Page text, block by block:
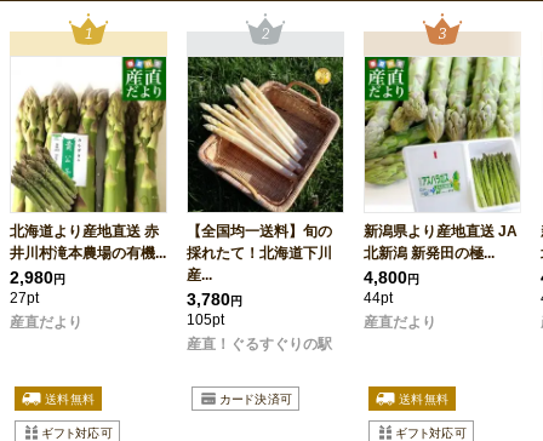
北海道より産地直送 赤
井川村滝本農場の有機...
2,980円
27pt
産直だより
【全国均一送料】旬の
採れたて！北海道下川
産...
3,780円
105pt
産直！ぐるすぐりの駅
新潟県より産地直送 JA
北新潟 新発田の極...
4,800円
44pt
産直だより